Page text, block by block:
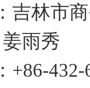
吉林市
雨秀
+86-432-